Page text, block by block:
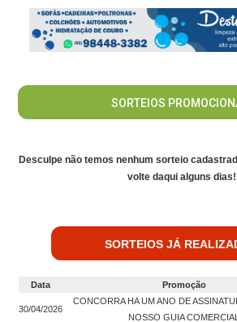
SORTEIOS
Desculpe não temos nenhum sorteio
volte daqui alguns dias!
SORTEIOS JÁ
Data Promoção
30/04/2026
CONCORRA HA UM ANO DE
NOSSO GUIA COMERCIAL